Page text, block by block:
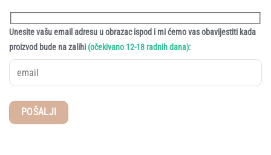
Unesite vašu email adresu u obrazac ispod i mi ćemo vas obavijestiti kada
proizvod bude na zalihi (očekivano 12-18 radnih dana):